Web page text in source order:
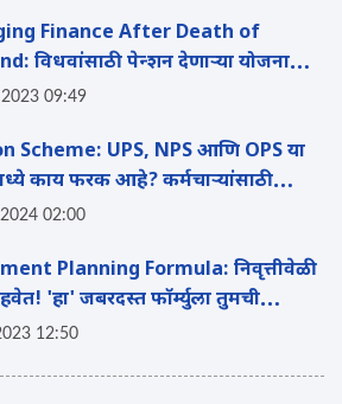
Finance After Death of
विधवांसाठी पेन्शन देणाऱ्या योजना
09:49
Scheme: UPS, NPS आणि OPS या
काय फरक आहे? कर्मचाऱ्यांसाठी
चांगली? वाचा
02:00
Planning Formula: निवृत्तीवेळी
'हा' जबरदस्त फॉर्म्युला तुमची
सुखी करेल
12:50